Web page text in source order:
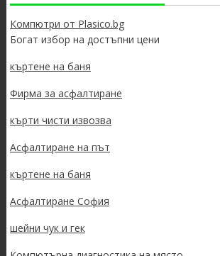
Компютри от Plasico.bg
Богат избор на достъпни цени
къртене на баня
Фирма за асфалтиране
кърти чисти извозва
Асфалтиране на път
къртене на баня
Асфалтиране София
шейни чук и гек